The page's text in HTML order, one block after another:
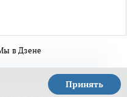
в Дзене
Принять